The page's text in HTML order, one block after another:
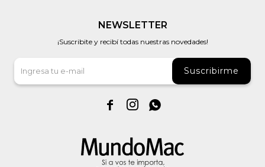
NEWSLETTER
¡Suscribite y recibí todas nuestras novedades!
Suscribirme
  